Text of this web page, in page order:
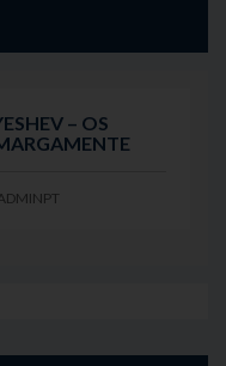
– OS